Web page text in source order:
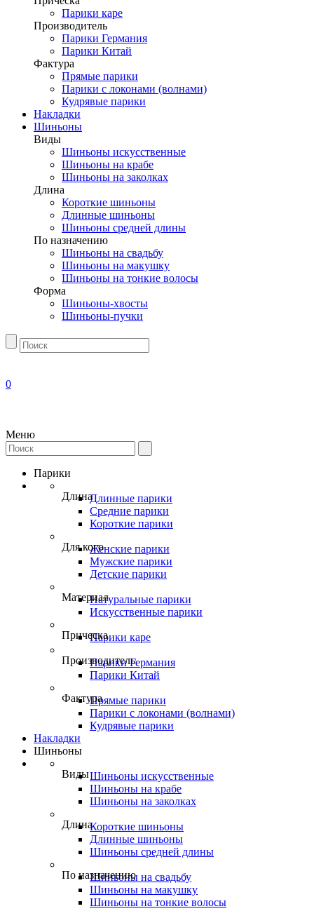
Парики каре
Производитель
Парики Германия
Парики Китай
Фактура
Прямые парики
Парики с локонами (волнами)
Кудрявые парики
Накладки
Шиньоны
Виды
Шиньоны искусственные
Шиньоны на крабе
Шиньоны на заколках
Длина
Короткие шиньоны
Длинные шиньоны
Шиньоны средней длины
По назначению
Шиньоны на свадьбу
Шиньоны на макушку
Шиньоны на тонкие волосы
Форма
Шиньоны-хвосты
Шиньоны-пучки
0
Меню
Парики
ДлинаДлинные парики
Средние парики
Короткие парики
Для когоЖенские парики
Мужские парики
Детские парики
МатериалНатуральные парики
Искусственные парики
ПрическаПарики каре
Производитель
Парики Германия
Парики Китай
ФактураПрямые парики
Парики с локонами (волнами)
Кудрявые парики
Накладки
Шиньоны
ВидыШиньоны искусственные
Шиньоны на крабе
Шиньоны на заколках
ДлинаКороткие шиньоны
Длинные шиньоны
Шиньоны средней длины
По назначению
Шиньоны на свадьбу
Шиньоны на макушку
Шиньоны на тонкие волосы